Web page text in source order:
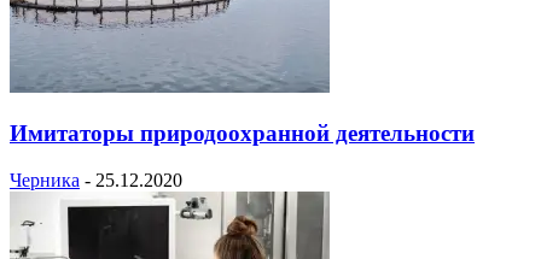
Имитаторы природоохранной деятельности
Черника - 25.12.2020